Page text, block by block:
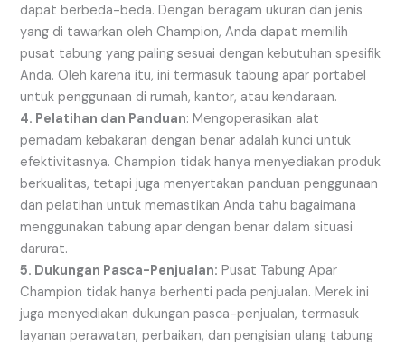
dapat berbeda-beda. Dengan beragam ukuran dan jenis
yang di tawarkan oleh Champion, Anda dapat memilih
pusat tabung yang paling sesuai dengan kebutuhan spesifik
Anda. Oleh karena itu, ini termasuk tabung apar portabel
untuk penggunaan di rumah, kantor, atau kendaraan.
4. Pelatihan dan Panduan: Mengoperasikan alat
pemadam kebakaran dengan benar adalah kunci untuk
efektivitasnya. Champion tidak hanya menyediakan produk
berkualitas, tetapi juga menyertakan panduan penggunaan
dan pelatihan untuk memastikan Anda tahu bagaimana
menggunakan tabung apar dengan benar dalam situasi
darurat.
5. Dukungan Pasca-Penjualan: Pusat Tabung Apar
Champion tidak hanya berhenti pada penjualan. Merek ini
juga menyediakan dukungan pasca-penjualan, termasuk
layanan perawatan, perbaikan, dan pengisian ulang tabung